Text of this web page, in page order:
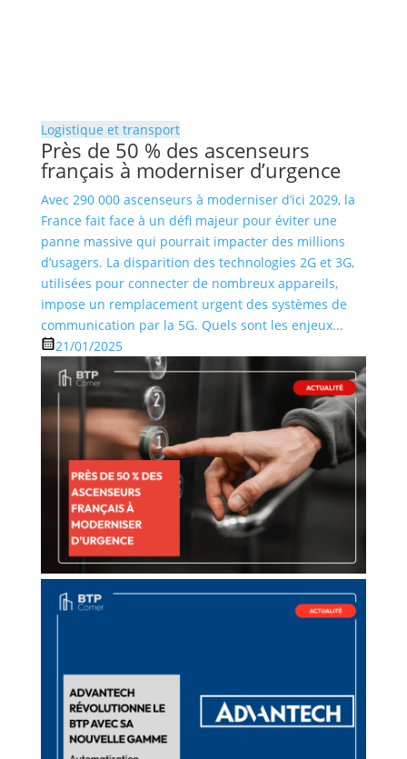
Logistique et transport
Près de 50 % des ascenseurs
français à moderniser d’urgence
Avec 290 000 ascenseurs à moderniser d’ici 2029, la
France fait face à un défi majeur pour éviter une
panne massive qui pourrait impacter des millions
d’usagers. La disparition des technologies 2G et 3G,
utilisées pour connecter de nombreux appareils,
impose un remplacement urgent des systèmes de
communication par la 5G. Quels sont les enjeux...
21/01/2025